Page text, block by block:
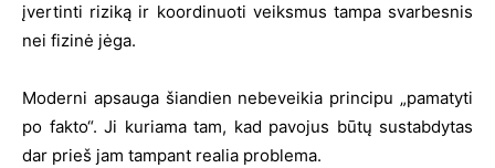
įvertinti riziką ir koordinuoti veiksmus tampa svarbesnis
nei fizinė jėga.
Moderni apsauga šiandien nebeveikia principu „pamatyti
po fakto“. Ji kuriama tam, kad pavojus būtų sustabdytas
dar prieš jam tampant realia problema.